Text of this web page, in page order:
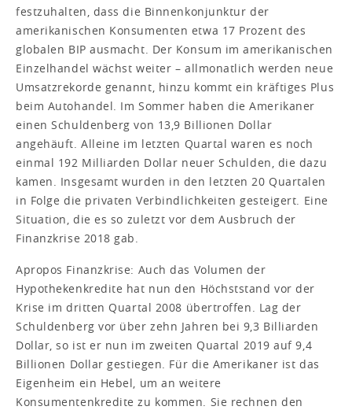
festzuhalten, dass die Binnenkonjunktur der
amerikanischen Konsumenten etwa 17 Prozent des
globalen BIP ausmacht. Der Konsum im amerikanischen
Einzelhandel wächst weiter – allmonatlich werden neue
Umsatzrekorde genannt, hinzu kommt ein kräftiges Plus
beim Autohandel. Im Sommer haben die Amerikaner
einen Schuldenberg von 13,9 Billionen Dollar
angehäuft. Alleine im letzten Quartal waren es noch
einmal 192 Milliarden Dollar neuer Schulden, die dazu
kamen. Insgesamt wurden in den letzten 20 Quartalen
in Folge die privaten Verbindlichkeiten gesteigert. Eine
Situation, die es so zuletzt vor dem Ausbruch der
Finanzkrise 2018 gab.
Apropos Finanzkrise: Auch das Volumen der
Hypothekenkredite hat nun den Höchststand vor der
Krise im dritten Quartal 2008 übertroffen. Lag der
Schuldenberg vor über zehn Jahren bei 9,3 Billiarden
Dollar, so ist er nun im zweiten Quartal 2019 auf 9,4
Billionen Dollar gestiegen. Für die Amerikaner ist das
Eigenheim ein Hebel, um an weitere
Konsumentenkredite zu kommen. Sie rechnen den